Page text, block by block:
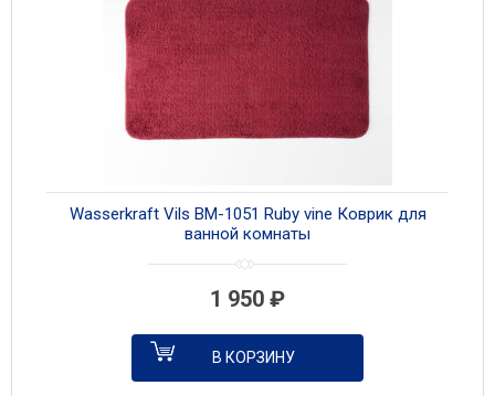
Wasserkraft Vils BM-1051 Ruby vine Коврик для
ванной комнаты
1 950 ₽
В КОРЗИНУ